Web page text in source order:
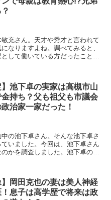
充さん。天才や秀才と言われて
なりますよね。調べてみると、
して働いている方だったことが
】池下卓の実家は高槻市山
持ち？父も祖父も市議会
治家一家だった！
の池下卓さん。そんな池下卓さ
いました。今回は、池下卓さん
かを調査しました。池下卓のプ
】岡田克也の妻は美人神経
！息子は高学歴で将来は政